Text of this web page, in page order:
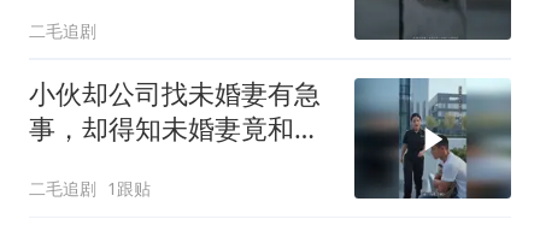
二毛追剧
小伙却公司找未婚妻有急
事，却得知未婚妻竟和别
二毛追剧 1跟贴